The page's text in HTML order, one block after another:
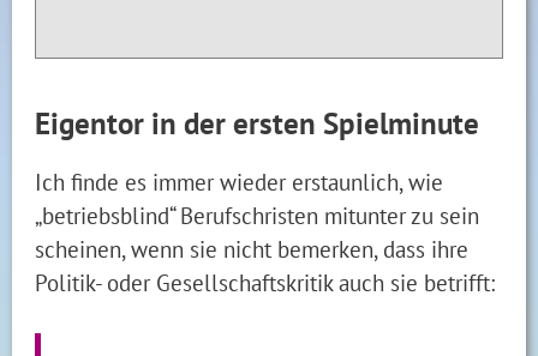
Eigentor in der ersten Spielminute
Ich finde es immer wieder erstaunlich, wie
„betriebsblind“ Berufschristen mitunter zu sein
scheinen, wenn sie nicht bemerken, dass ihre
Politik- oder Gesellschaftskritik auch sie betrifft: